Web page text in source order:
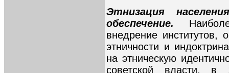
Этнизация
обеспечение.
внедрение институтов,
этничности и
на этническую
советской власти, в